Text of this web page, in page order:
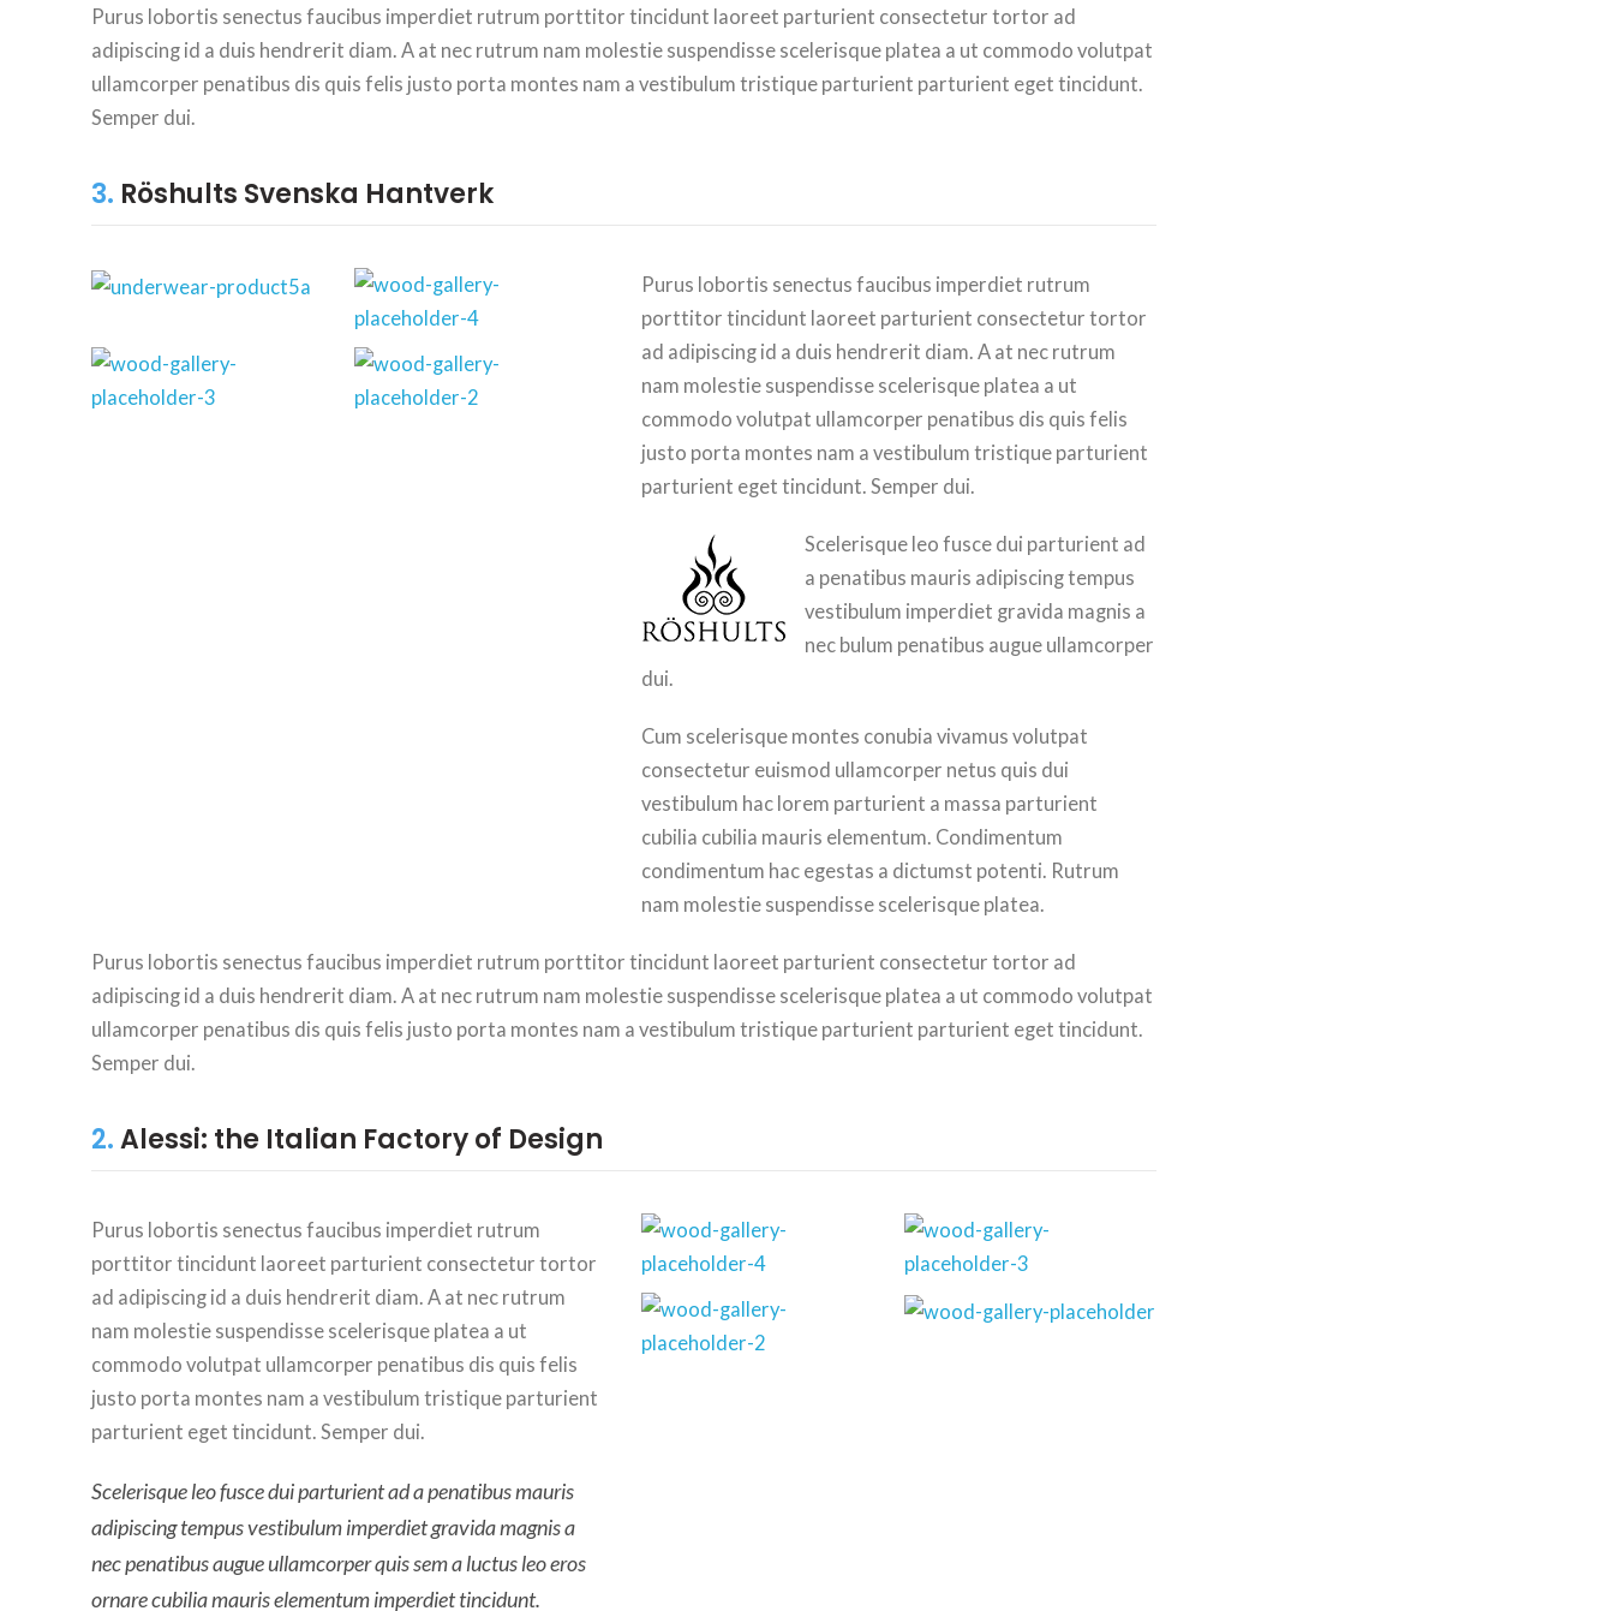
Purus lobortis senectus faucibus imperdiet rutrum porttitor tincidunt laoreet parturient consectetur tortor ad
adipiscing id a duis hendrerit diam. A at nec rutrum nam molestie suspendisse scelerisque platea a ut commodo volutpat
ullamcorper penatibus dis quis felis justo porta montes nam a vestibulum tristique parturient parturient eget tincidunt.
Semper dui.
3. Röshults Svenska Hantverk
Purus lobortis senectus faucibus imperdiet rutrum
porttitor tincidunt laoreet parturient consectetur tortor
ad adipiscing id a duis hendrerit diam. A at nec rutrum
nam molestie suspendisse scelerisque platea a ut
commodo volutpat ullamcorper penatibus dis quis felis
justo porta montes nam a vestibulum tristique parturient
parturient eget tincidunt. Semper dui.
Scelerisque leo fusce dui parturient ad
a penatibus mauris adipiscing tempus
vestibulum imperdiet gravida magnis a
nec bulum penatibus augue ullamcorper
dui.
Cum scelerisque montes conubia vivamus volutpat
consectetur euismod ullamcorper netus quis dui
vestibulum hac lorem parturient a massa parturient
cubilia cubilia mauris elementum. Condimentum
condimentum hac egestas a dictumst potenti. Rutrum
nam molestie suspendisse scelerisque platea.
Purus lobortis senectus faucibus imperdiet rutrum porttitor tincidunt laoreet parturient consectetur tortor ad
adipiscing id a duis hendrerit diam. A at nec rutrum nam molestie suspendisse scelerisque platea a ut commodo volutpat
ullamcorper penatibus dis quis felis justo porta montes nam a vestibulum tristique parturient parturient eget tincidunt.
Semper dui.
2.Alessi: the Italian Factory of Design
Purus lobortis senectus faucibus imperdiet rutrum
porttitor tincidunt laoreet parturient consectetur tortor
ad adipiscing id a duis hendrerit diam. A at nec rutrum
nam molestie suspendisse scelerisque platea a ut
commodo volutpat ullamcorper penatibus dis quis felis
justo porta montes nam a vestibulum tristique parturient
parturient eget tincidunt. Semper dui.
Scelerisque leo fusce dui parturient ad a penatibus mauris
adipiscing tempus vestibulum imperdiet gravida magnis a
nec penatibus augue ullamcorper quis sem a luctus leo eros
ornare cubilia mauris elementum imperdiet tincidunt.